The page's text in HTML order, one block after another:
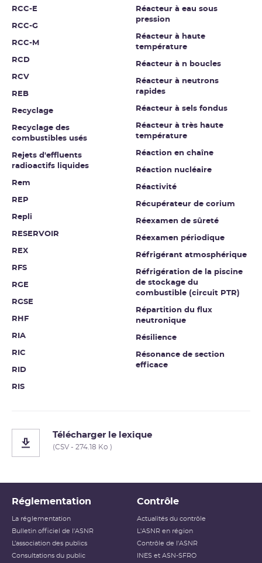
RCC-E
RCC-G
RCC-M
RCD
RCV
REB
Recyclage
Recyclage des
combustibles usés
Rejets d'effluents
radioactifs liquides
Rem
REP
Repli
RESERVOIR
REX
RFS
RGE
RGSE
RHF
RIA
RIC
RID
RIS
Réacteur à eau sous
pression
Réacteur à haute
température
Réacteur à n boucles
Réacteur à neutrons
rapides
Réacteur à sels fondus
Réacteur à très haute
température
Réaction en chaîne
Réaction nucléaire
Réactivité
Récupérateur de corium
Réexamen de sûreté
Réexamen périodique
Réfrigérant atmosphérique
Réfrigération de la piscine
de stockage du
combustible (circuit PTR)
Répartition du flux
neutronique
Résilience
Résonance de section
efficace
Télécharger le lexique
(CSV - 274.18 Ko )
Réglementation
La réglementation
Bulletin officiel de l'ASNR
L’association des publics
Consultations du public
Contrôle
Actualités du contrôle
L'ASNR en région
Contrôle de l'ASNR
INES et ASN-SFRO